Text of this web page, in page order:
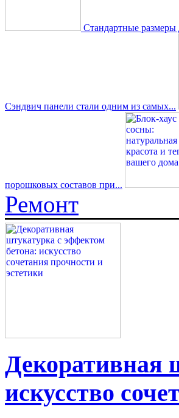
Стандартные
Сэндвич панели стали одним из самых...
порошковых составов при...
Ремонт
Декоративная
искусство